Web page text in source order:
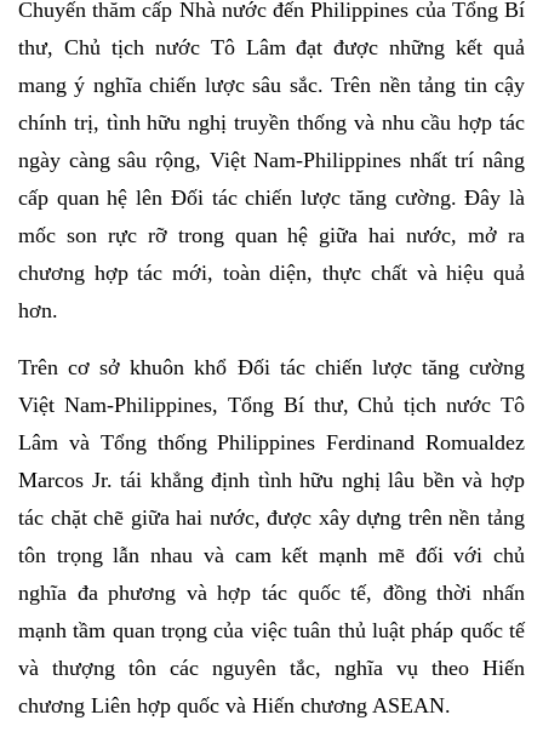
Chuyến thăm cấp Nhà nước đến Philippines của Tổng Bí
thư, Chủ tịch nước Tô Lâm đạt được những kết quả
mang ý nghĩa chiến lược sâu sắc. Trên nền tảng tin cậy
chính trị, tình hữu nghị truyền thống và nhu cầu hợp tác
ngày càng sâu rộng, Việt Nam-Philippines nhất trí nâng
cấp quan hệ lên Đối tác chiến lược tăng cường. Đây là
mốc son rực rỡ trong quan hệ giữa hai nước, mở ra
chương hợp tác mới, toàn diện, thực chất và hiệu quả
hơn.
Trên cơ sở khuôn khổ Đối tác chiến lược tăng cường
Việt Nam-Philippines, Tổng Bí thư, Chủ tịch nước Tô
Lâm và Tổng thống Philippines Ferdinand Romualdez
Marcos Jr. tái khẳng định tình hữu nghị lâu bền và hợp
tác chặt chẽ giữa hai nước, được xây dựng trên nền tảng
tôn trọng lẫn nhau và cam kết mạnh mẽ đối với chủ
nghĩa đa phương và hợp tác quốc tế, đồng thời nhấn
mạnh tầm quan trọng của việc tuân thủ luật pháp quốc tế
và thượng tôn các nguyên tắc, nghĩa vụ theo Hiến
chương Liên hợp quốc và Hiến chương ASEAN.